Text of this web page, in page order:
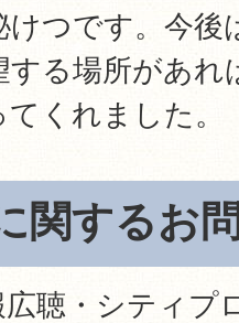
つです。今後
する場所があ
くれました。
関するお
聴・シティプ